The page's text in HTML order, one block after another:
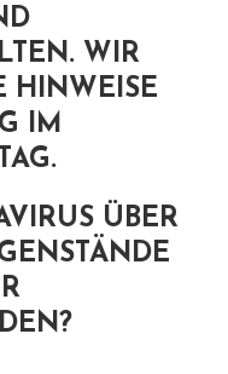
WIR
HINWEISE
IM
ÜBER